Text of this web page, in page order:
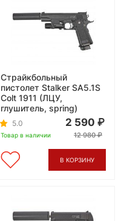
Страйкбольный
пистолет Stalker SA5.1S
Colt 1911 (ЛЦУ,
глушитель, spring)
5.0
Товар в наличии
2 590
12 980
В КОРЗИНУ